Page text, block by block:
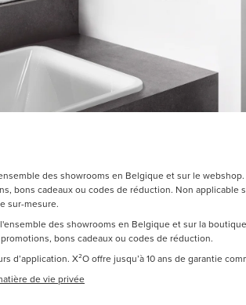
des showrooms en Belgique et sur le
bons cadeaux ou codes de réduction. Non applicable
sur-mesure.
des showrooms en Belgique et sur la
bons cadeaux ou codes de réduction.
d’application. X²O offre jusqu’à 10 ans de garantie
de vie privée